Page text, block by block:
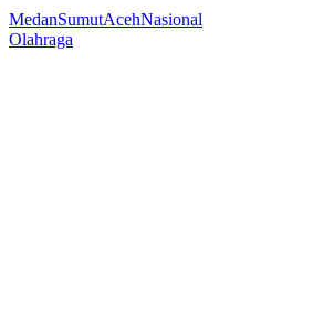
MedanSumutAcehNasional
Olahraga